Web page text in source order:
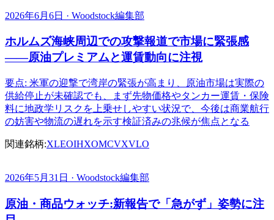
2026年6月6日 · Woodstock編集部
ホルムズ海峡周辺での攻撃報道で市場に緊張感
――原油プレミアムと運賃動向に注視
要点: 米軍の迎撃で湾岸の緊張が高まり、原油市場は実際の
供給停止が未確認でも、まず先物価格やタンカー運賃・保険
料に地政学リスクを上乗せしやすい状況で、今後は商業航行
の妨害や物流の遅れを示す検証済みの兆候が焦点となる
関連銘柄:XLEOIHXOMCVXVLO
2026年5月31日 · Woodstock編集部
原油・商品ウォッチ:新報告で「急がず」姿勢に注